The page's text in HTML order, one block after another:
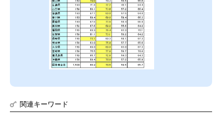
関連キーワード